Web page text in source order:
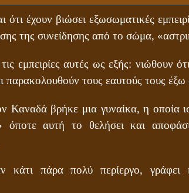
ότι έχουν βιώσει εξωσωματικές
της συνείδησης από το σώμα,
εμπειρίες αυτές ως εξής: νιώθουν
παρακολουθούν τους εαυτούς τους
βρήκε μια γυναίκα, η οποία
όποτε αυτή το θελήσει και
κάτι πάρα πολύ περίεργο,